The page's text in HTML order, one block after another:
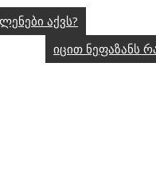
აქვს?
იცით ნეფაზანს